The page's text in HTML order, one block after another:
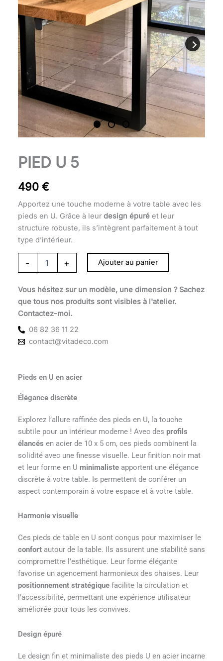
PIED U 5
490 €
Apportez une touche moderne à votre table avec les
pieds en U. Grâce à leur design épuréet leur
structure robuste, ils s’intègrent parfaitement à tout
type d’intérieur.
-
quantité
de
U
+ Ajouter au panier
Vous hésitez sur un modèle, une dimension ? Sachez
que tous nos produits sont visibles à l'atelier.
Contactez-moi.
06 82 36 11 22
contact@vitadeco.com
Pieds en U en acier
Élégance discrète
Explorez l’allure raffinée des pieds en U, la touche
subtile pour un intérieur moderne ! Avec des profils
élancés en acier de 10 x 5 cm, ces pieds combinent la
solidité avec une finesse visuelle. Leur finition noir mat
et leur forme en U minimalisteapportent une élégance
discrète à votre table. Is permettent de conférer un
aspect contemporain à votre espace et à votre table.
Harmonie visuelle
Ces pieds de table en U sont conçus pour maximiser le
confortautour de la table. Ils assurent une stabilité sans
compromettre l’esthétique. Leur forme élégante
favorise un agencement harmonieux des chaises. Leur
positionnement stratégiquefacilite la circulation et
l’accessibilité, permettant une expérience utilisateur
améliorée pour tous les convives.
Design épuré
Le design fin et minimaliste des pieds U en acier incarne